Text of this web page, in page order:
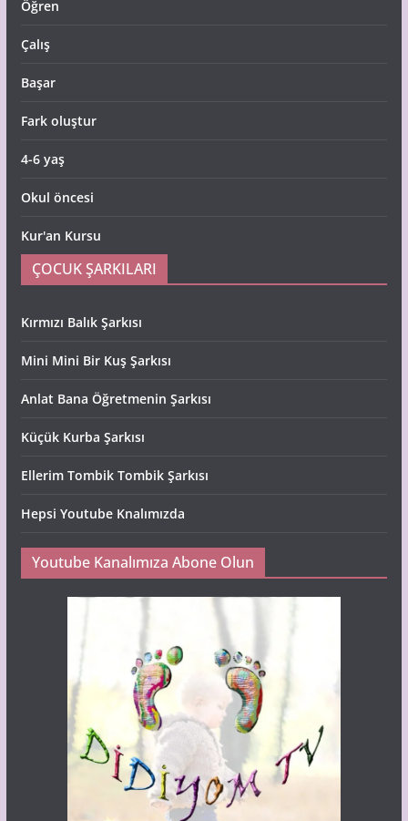
Öğren
Çalış
Başar
Fark oluştur
4-6 yaş
Okul öncesi
Kur'an Kursu
ÇOCUK ŞARKILARI
Kırmızı Balık Şarkısı
Mini Mini Bir Kuş Şarkısı
Anlat Bana Öğretmenin Şarkısı
Küçük Kurba Şarkısı
Ellerim Tombik Tombik Şarkısı
Hepsi Youtube Knalımızda
Youtube Kanalımıza Abone Olun